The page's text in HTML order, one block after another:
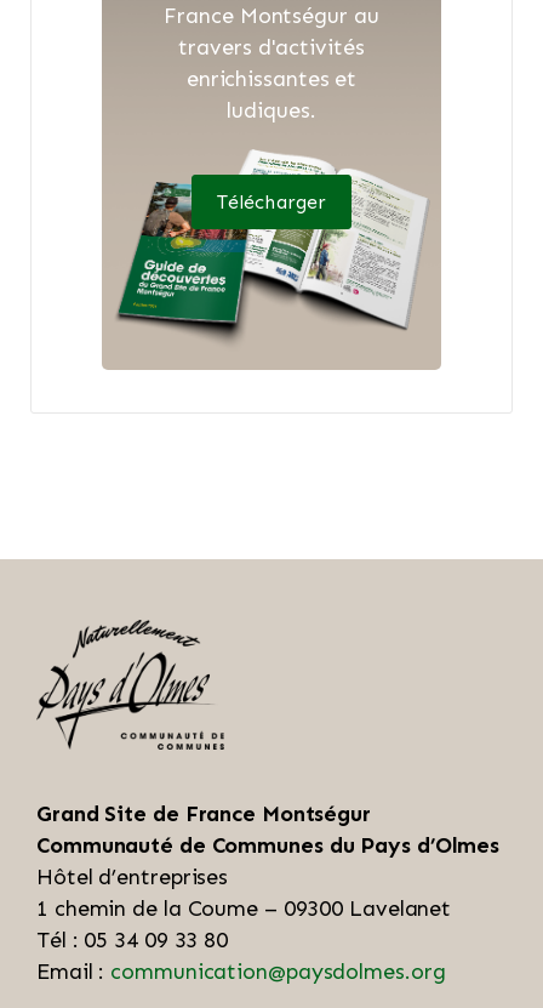
France Montségur au
travers d'activités
enrichissantes et
ludiques.
Télécharger
Grand Site de France Montségur
Communauté de Communes du Pays d’Olmes
Hôtel d’entreprises
1 chemin de la Coume – 09300 Lavelanet
Tél : 05 34 09 33 80
Email : communication@paysdolmes.org